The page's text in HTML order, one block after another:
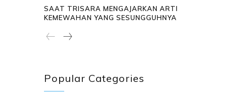
SAAT TRISARA MENGAJARKAN ARTI
KEMEWAHAN YANG SESUNGGUHNYA
Popular Categories